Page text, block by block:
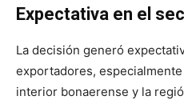
Expectativa en el
La decisión generó
exportadores,
interior bonaerense y la